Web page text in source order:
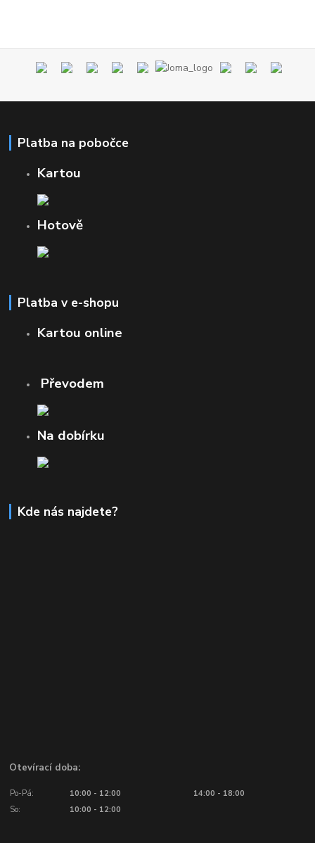
Platba na pobočce
Kartou
Hotově
Platba v e-shopu
Kartou online
Převodem
Na dobírku
Kde nás najdete?
Otevírací doba:
Po-Pá: 10:00 - 12:00
14:00 - 18:00
So:
10:00 - 12:00